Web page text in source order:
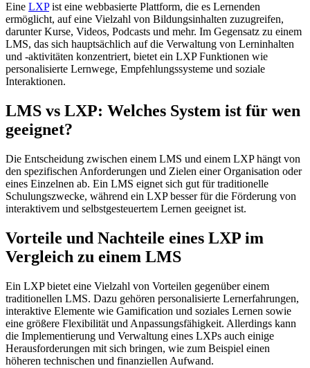
Eine LXPist eine webbasierte Plattform, die es Lernenden
ermöglicht, auf eine Vielzahl von Bildungsinhalten zuzugreifen,
darunter Kurse, Videos, Podcasts und mehr. Im Gegensatz zu einem
LMS, das sich hauptsächlich auf die Verwaltung von Lerninhalten
und -aktivitäten konzentriert, bietet ein LXP Funktionen wie
personalisierte Lernwege, Empfehlungssysteme und soziale
Interaktionen.
LMS vs LXP: Welches System ist für wen
geeignet?
Die Entscheidung zwischen einem LMS und einem LXP hängt von
den spezifischen Anforderungen und Zielen einer Organisation oder
eines Einzelnen ab. Ein LMS eignet sich gut für traditionelle
Schulungszwecke, während ein LXP besser für die Förderung von
interaktivem und selbstgesteuertem Lernen geeignet ist.
Vorteile und Nachteile eines LXP im
Vergleich zu einem LMS
Ein LXP bietet eine Vielzahl von Vorteilen gegenüber einem
traditionellen LMS. Dazu gehören personalisierte Lernerfahrungen,
interaktive Elemente wie Gamification und soziales Lernen sowie
eine größere Flexibilität und Anpassungsfähigkeit. Allerdings kann
die Implementierung und Verwaltung eines LXPs auch einige
Herausforderungen mit sich bringen, wie zum Beispiel einen
höheren technischen und finanziellen Aufwand.